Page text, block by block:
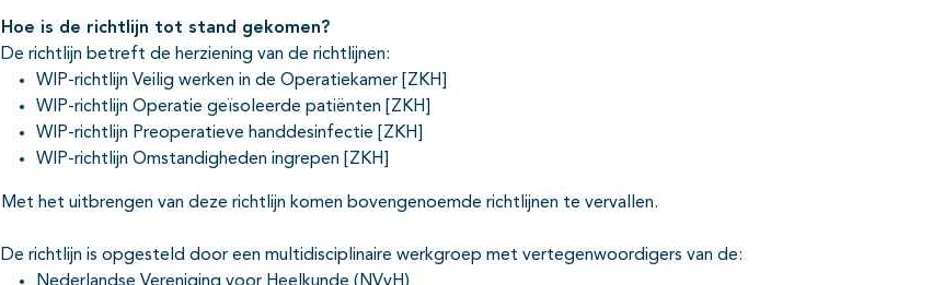
Hoe is de richtlijn tot stand gekomen?
De richtlijn betreft de herziening van de richtlijnen:
WIP-richtlijn Veilig werken in de Operatiekamer [ZKH]
WIP-richtlijn Operatie geïsoleerde patiënten [ZKH]
WIP-richtlijn Preoperatieve handdesinfectie [ZKH]
WIP-richtlijn Omstandigheden ingrepen [ZKH]
Met het uitbrengen van deze richtlijn komen bovengenoemde richtlijnen te vervallen.
De richtlijn is opgesteld door een multidisciplinaire werkgroep met vertegenwoordigers van de: